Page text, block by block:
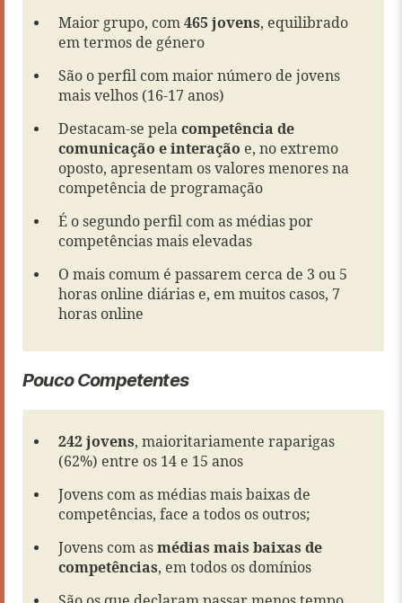
Maior grupo, com 465 jovens, equilibrado
em termos de género
São o perfil com maior número de jovens
mais velhos (16-17 anos)
Destacam-se pela competência de
comunicação e interação e, no extremo
oposto, apresentam os valores menores na
competência de programação
É o segundo perfil com as médias por
competências mais elevadas
O mais comum é passarem cerca de 3 ou 5
horas online diárias e, em muitos casos, 7
horas online
Pouco Competentes
242 jovens, maioritariamente raparigas
(62%) entre os 14 e 15 anos
Jovens com as médias mais baixas de
competências, face a todos os outros;
Jovens com as médias mais baixas de
competências, em todos os domínios